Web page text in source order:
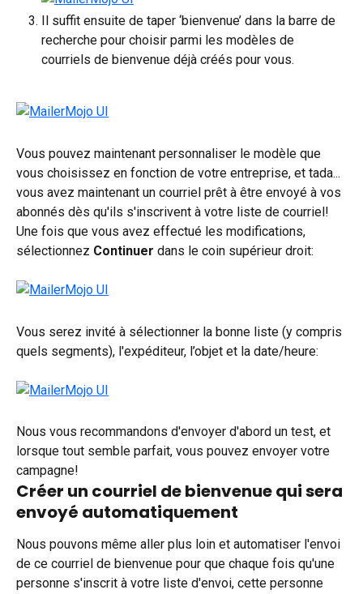
Il suffit ensuite de taper ‘bienvenue’ dans la barre de
recherche pour choisir parmi les modèles de
courriels de bienvenue déjà créés pour vous.
Vous pouvez maintenant personnaliser le modèle que
vous choisissez en fonction de votre entreprise, et tada...
vous avez maintenant un courriel prêt à être envoyé à vos
abonnés dès qu'ils s'inscrivent à votre liste de courriel!
Une fois que vous avez effectué les modifications,
sélectionnez Continuer dans le coin supérieur droit:
Vous serez invité à sélectionner la bonne liste (y compris
quels segments), l'expéditeur, l’objet et la date/heure:
Nous vous recommandons d'envoyer d'abord un test, et
lorsque tout semble parfait, vous pouvez envoyer votre
campagne!
Créer un courriel de bienvenue qui sera
envoyé automatiquement
Nous pouvons même aller plus loin et automatiser l'envoi
de ce courriel de bienvenue pour que chaque fois qu'une
personne s'inscrit à votre liste d'envoi, cette personne